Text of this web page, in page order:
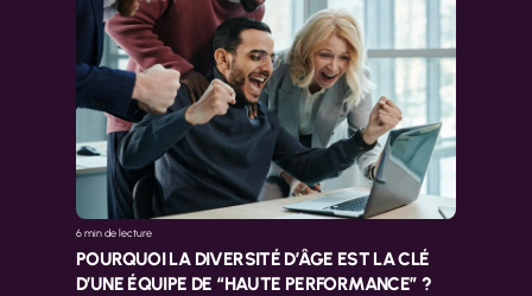
6 min de lecture
POURQUOI LA DIVERSITÉ D’ÂGE EST LA CLÉ
D’UNE ÉQUIPE DE “HAUTE PERFORMANCE” ?